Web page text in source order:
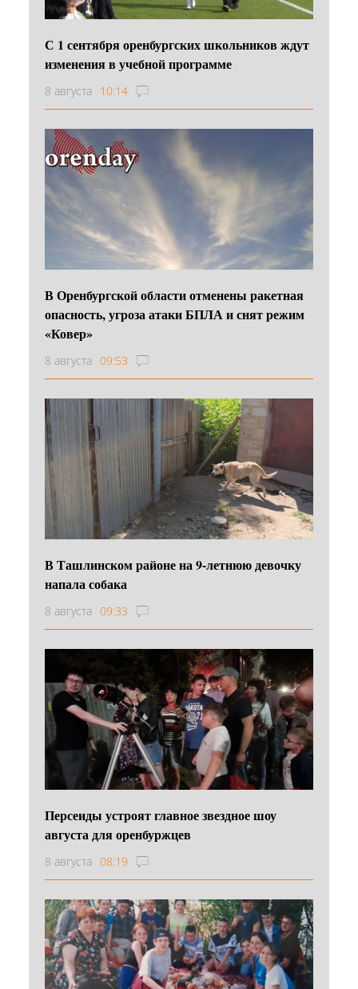
С 1 сентября оренбургских школьников ждут
изменения в учебной программе
8 августа 10:14
В Оренбургской области отменены ракетная
опасность, угроза атаки БПЛА и снят режим
«Ковер»
8 августа 09:53
В Ташлинском районе на 9-летнюю девочку
напала собака
8 августа 09:33
Персеиды устроят главное звездное шоу
августа для оренбуржцев
8 августа 08:19